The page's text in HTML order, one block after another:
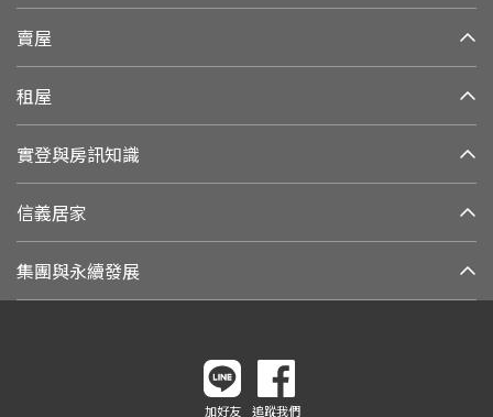
賣屋
租屋
實登與房訊知識
信義居家
集團與永續發展
加好友 追蹤我們